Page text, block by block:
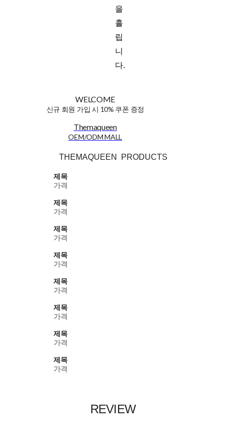
을
흘
립
니
다.
WELCOME
신규 회원 가입 시 10% 쿠폰 증정
Themaqueen
OEM/ODM MALL
THEMAQUEEN PRODUCTS
제목
가격
제목
가격
제목
가격
제목
가격
제목
가격
제목
가격
제목
가격
제목
가격
REVIEW